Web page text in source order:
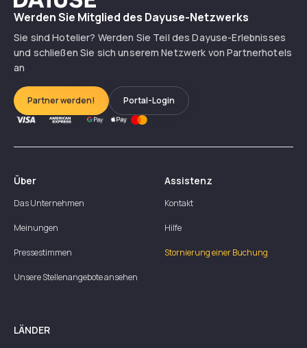
Werden Sie Mitglied des Dayuse-Netzwerks
Sie sind Hotelier? Werden Sie Teil des Dayuse-Erlebnisses
und schließen Sie sich unserem Netzwerk von Partnerhotels
an
Partner werden! Portal-Login
Über
Das Unternehmen
Meinungen
Pressestimmen
Unsere Stellenangebote ansehen
Assistenz
Kontakt
Hilfe
Stornierung einer Buchung
LÄNDER